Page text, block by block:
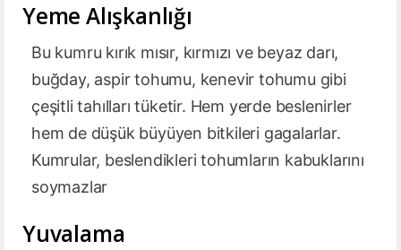
Yeme Alışkanlığı
Bu kumru kırık mısır, kırmızı ve beyaz darı,
buğday, aspir tohumu, kenevir tohumu gibi
çeşitli tahılları tüketir. Hem yerde beslenirler
hem de düşük büyüyen bitkileri gagalarlar.
Kumrular, beslendikleri tohumların kabuklarını
soymazlar
Yuvalama